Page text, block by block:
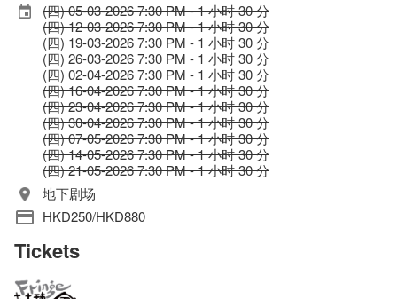
(四) 05-03-2026 7:30 PM - 1 小时 30 分
(四) 12-03-2026 7:30 PM - 1 小时 30 分
(四) 19-03-2026 7:30 PM - 1 小时 30 分
(四) 26-03-2026 7:30 PM - 1 小时 30 分
(四) 02-04-2026 7:30 PM - 1 小时 30 分
(四) 16-04-2026 7:30 PM - 1 小时 30 分
(四) 23-04-2026 7:30 PM - 1 小时 30 分
(四) 30-04-2026 7:30 PM - 1 小时 30 分
(四) 07-05-2026 7:30 PM - 1 小时 30 分
(四) 14-05-2026 7:30 PM - 1 小时 30 分
(四) 21-05-2026 7:30 PM - 1 小时 30 分
地下剧场
HKD250/HKD880
Tickets